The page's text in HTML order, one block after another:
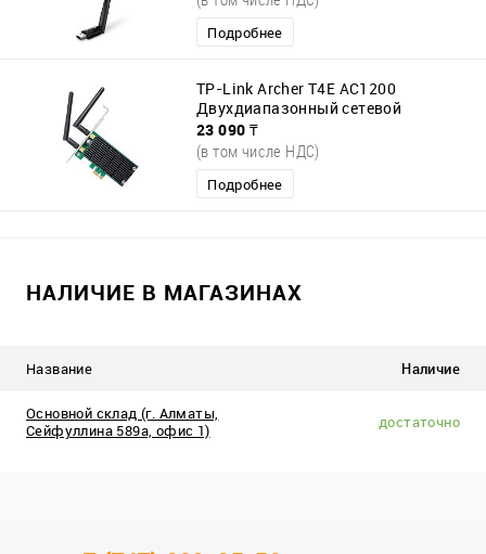
Подробнее
TP-Link Archer T4E AC1200
Двухдиапазонный сетевой
23 090 ₸
(в том числе НДС)
Подробнее
НАЛИЧИЕ В МАГАЗИНАХ
Название Наличие
Основной склад (г. Алматы,
Сейфуллина 589а, офис 1)
достаточно